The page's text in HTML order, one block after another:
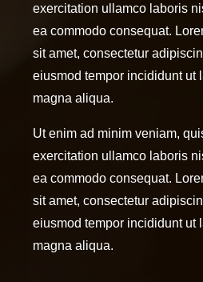
exercitation ullamco laboris
ea commodo consequat.
sit amet, consectetur
eiusmod tempor incididunt ut
magna aliqua.
Ut enim ad minim veniam,
exercitation ullamco laboris
ea commodo consequat.
sit amet, consectetur
eiusmod tempor incididunt ut
magna aliqua.